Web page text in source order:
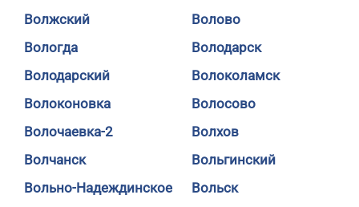
Волжский
Волово
Вологда
Володарск
Володарский
Волоколамск
Волоконовка
Волосово
Волочаевка-2
Волхов
Волчанск
Вольгинский
Вольно-Надеждинское
Вольск